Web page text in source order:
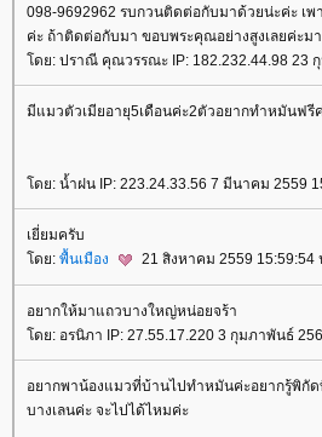
098-9692962 รบกวนติดต่อกับมาด้วยน่ะค่ะ เ
ค่ะ ถ้าติดต่อกับมา ขอบพระคุณอย่างสูงเลยค่ะม
ดย: ปราณี คุณวรรณะ IP: 182.232.44.98 23 กุ
มีแมวตัวเมียอายุ5เดือนค่ะ2ตัวอยากทำหมันฟรี
ดย: น้ำฝน IP: 223.24.33.56 7 มีนาคม 2559
เยี่ยมครับ
ดย: พื้นเมือง 21 สิงหาคม 2559 15:59:54
อยากให้มาแถวบางใหญ่หน่อยจร้า
ดย: อรนิภา IP: 27.55.17.220 3 กุมภาพันธ์
อยากพาน้องแมวที่บ้านไปทำหมันค่ะอยากรู้พิกั
บางเลนค่ะ จะไปได้ไหมค่ะ